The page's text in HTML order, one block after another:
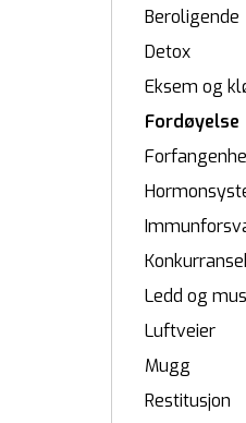
Beroligende
Detox
Eksem og
Fordøyelse
Ledd og
Luftveier
Mugg
Restitusjon